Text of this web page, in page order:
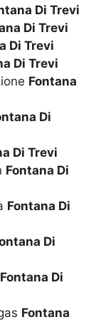
Di Trevi
Di Trevi
Di Trevi
Di Trevi
Fontana
Di
Di Trevi
Fontana Di
Fontana Di
Di
Fontana Di
Fontana